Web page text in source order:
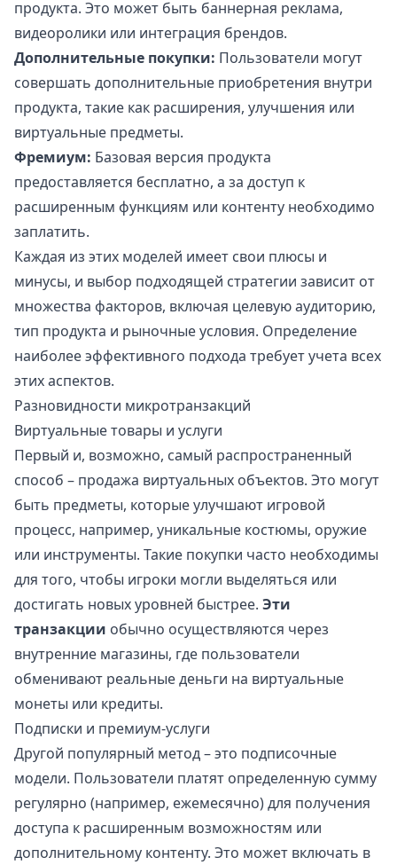
продукта. Это может быть баннерная реклама,
видеоролики или интеграция брендов.
Дополнительные покупки: Пользователи могут
совершать дополнительные приобретения внутри
продукта, такие как расширения, улучшения или
виртуальные предметы.
Фремиум: Базовая версия продукта
предоставляется бесплатно, а за доступ к
расширенным функциям или контенту необходимо
заплатить.
Каждая из этих моделей имеет свои плюсы и
минусы, и выбор подходящей стратегии зависит от
множества факторов, включая целевую аудиторию,
тип продукта и рыночные условия. Определение
наиболее эффективного подхода требует учета всех
этих аспектов.
Разновидности микротранзакций
Виртуальные товары и услуги
Первый и, возможно, самый распространенный
способ – продажа виртуальных объектов. Это могут
быть предметы, которые улучшают игровой
процесс, например, уникальные костюмы, оружие
или инструменты. Такие покупки часто необходимы
для того, чтобы игроки могли выделяться или
достигать новых уровней быстрее. Эти
транзакции обычно осуществляются через
внутренние магазины, где пользователи
обменивают реальные деньги на виртуальные
монеты или кредиты.
Подписки и премиум-услуги
Другой популярный метод – это подписочные
модели. Пользователи платят определенную сумму
регулярно (например, ежемесячно) для получения
доступа к расширенным возможностям или
дополнительному контенту. Это может включать в